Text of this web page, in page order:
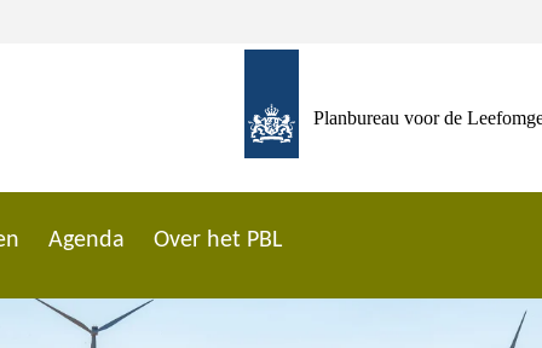
Planbureau voor de
Agenda Over het PBL